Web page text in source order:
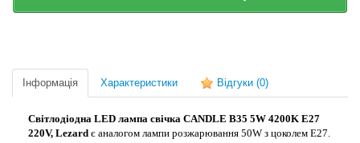
Інформація Характеристики Відгуки (0)
Світлодіодна LED лампа свічка CANDLE B35 5W 4200K E27
220V, Lezard є аналогом лампи розжарювання 50W з цоколем Е27.